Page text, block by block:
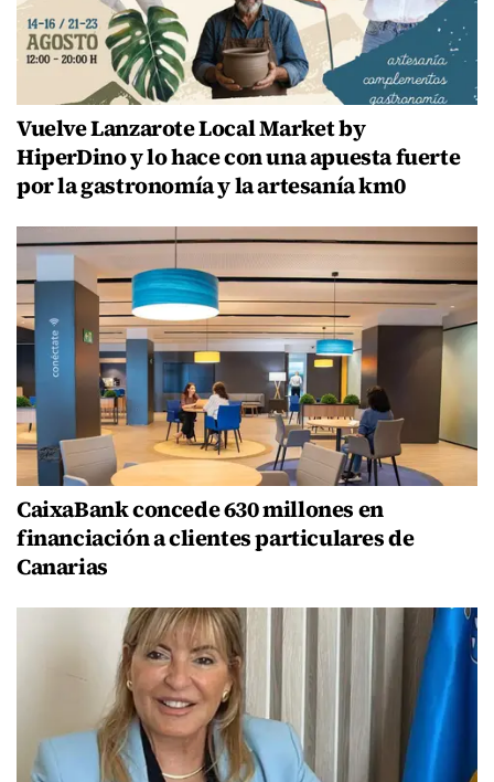
Vuelve Lanzarote Local Market by
HiperDino y lo hace con una apuesta fuerte
por la gastronomía y la artesanía km0
CaixaBank concede 630 millones en
financiación a clientes particulares de
Canarias